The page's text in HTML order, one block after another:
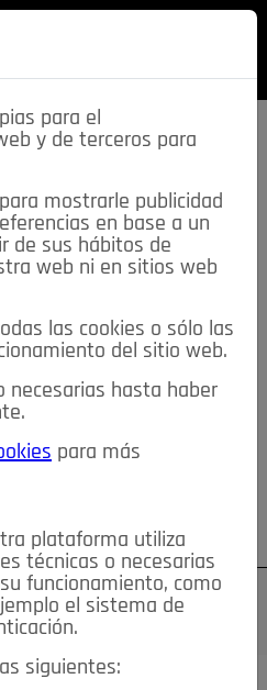
descarga esta
REVISTA
DE INTERÉS
MIS ANUNCIOS CONTACTO
¿Olvidó su contraseña?
para el
y de terceros para
mostrarle publicidad
en base a un
de sus hábitos de
web ni en sitios web
las cookies o sólo las
del sitio web.
necesarias hasta haber
para más
plataforma utiliza
técnicas o necesarias
funcionamiento, como
el sistema de
siguientes: